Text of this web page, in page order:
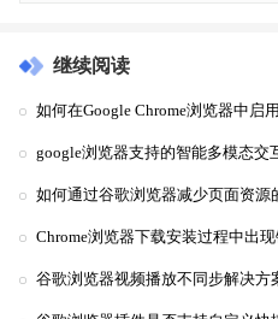
继续阅读
如何在Google Chrome浏览器中启
google浏览器支持的智能多模态交
如何通过谷歌浏览器减少页面资源
谷歌浏览器视频播放不同步解决方